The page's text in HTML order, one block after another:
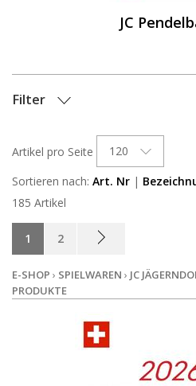
JC
Filter
WARENGRUPPE
Artikel pro Seite
120
Sortieren nach: Art. Nr |
185 Artikel
1 2
E-SHOP › SPIELWAREN › JC
PRODUKTE